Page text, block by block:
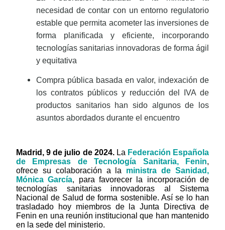
necesidad de contar con un entorno regulatorio
estable que permita acometer las inversiones de
forma planificada y eficiente, incorporando
tecnologías sanitarias innovadoras de forma ágil
y equitativa
Compra pública basada en valor, indexación de
los contratos públicos y reducción del IVA de
productos sanitarios han sido algunos de los
asuntos abordados durante el encuentro
Madrid, 9 de julio de 2024. La Federación Española
de Empresas de Tecnología Sanitaria, Fenin,
ofrece su colaboración a la ministra de Sanidad,
Mónica García, para favorecer la incorporación de
tecnologías sanitarias innovadoras al Sistema
Nacional de Salud de forma sostenible. Así se lo han
trasladado hoy miembros de la Junta Directiva de
Fenin en una reunión institucional que han mantenido
en la sede del ministerio.